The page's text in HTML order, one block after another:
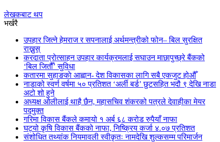
लेखकबाट थप
भर्खरै
उपहार जित्ने हेमराज र सपनालाई अर्थमन्त्रीको फोन– बिल सुरक्षित
राख्नुस्
करदाता प्रोत्साहन उपहार कार्यक्रमलाई सघाउन माछापुच्छ्रे बैंकको
‘बिल जितौँ’ सुविधा
कतारमा सुहाङकाे आह्वान- देश विकासका लागि सबै एकजुट होऔँ
नाडाको स्वर्ण वर्षमा ५० प्रतिशत ‘अर्ली बर्ड’ छुटसहित भदौ ९ देखि नाडा
अटो शो हुने
अध्यक्ष ओलीलाई थाहै छैन, महासचिव शंकरको पत्रले देवाहीका मेयर
पदमुक्त
गरिमा विकास बैंकले कमायो १ अर्ब ६८ करोड रुपैयाँ नाफा
घट्यो कृषि विकास बैंकको नाफा, निष्क्रिय कर्जा ४.०७ प्रतिशत
संशोधित तथ्यांक नियमावली स्वीकृतः नामदेखि शुल्कसम्म परिमार्जन